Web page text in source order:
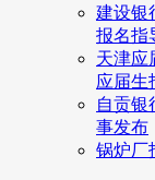
建设银
报名指
天津应
应届生
自贡银
事发布
锅炉厂